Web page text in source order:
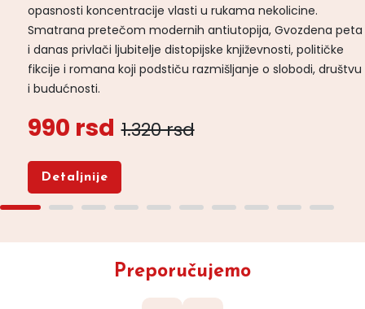
opasnosti koncentracije vlasti u rukama nekolicine.
Smatrana pretečom modernih antiutopija, Gvozdena peta
i danas privlači ljubitelje distopijske književnosti, političke
fikcije i romana koji podstiču razmišljanje o slobodi, društvu
i budućnosti.
990 rsd 1.320 rsd
Detaljnije
Preporučujemo